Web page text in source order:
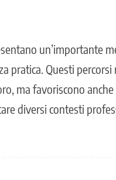
un’importante
pratica. Questi percorsi
ma favoriscono
diversi contesti